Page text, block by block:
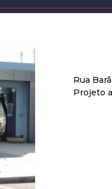
Rua
Projeto